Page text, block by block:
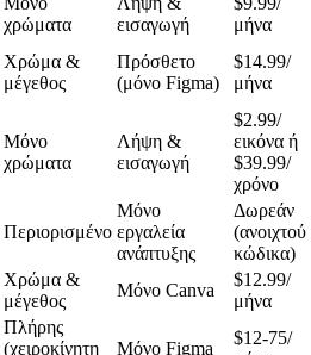
χρώματα
εισαγωγή
μήνα
Χρώμα &
μέγεθος
Πρόσθετο
(μόνο Figma)
$14.99/
μήνα
Μόνο
χρώματα
Λήψη &
εισαγωγή
$2.99/
εικόνα ή
$39.99/
χρόνο
Περιορισμένο
Μόνο
εργαλεία
ανάπτυξης
Δωρεάν
(ανοιχτού
κώδικα)
Χρώμα &
μέγεθος
Μόνο Canva
$12.99/
μήνα
Πλήρης
(χειροκίνητη
Μόνο Figma
$12-75/